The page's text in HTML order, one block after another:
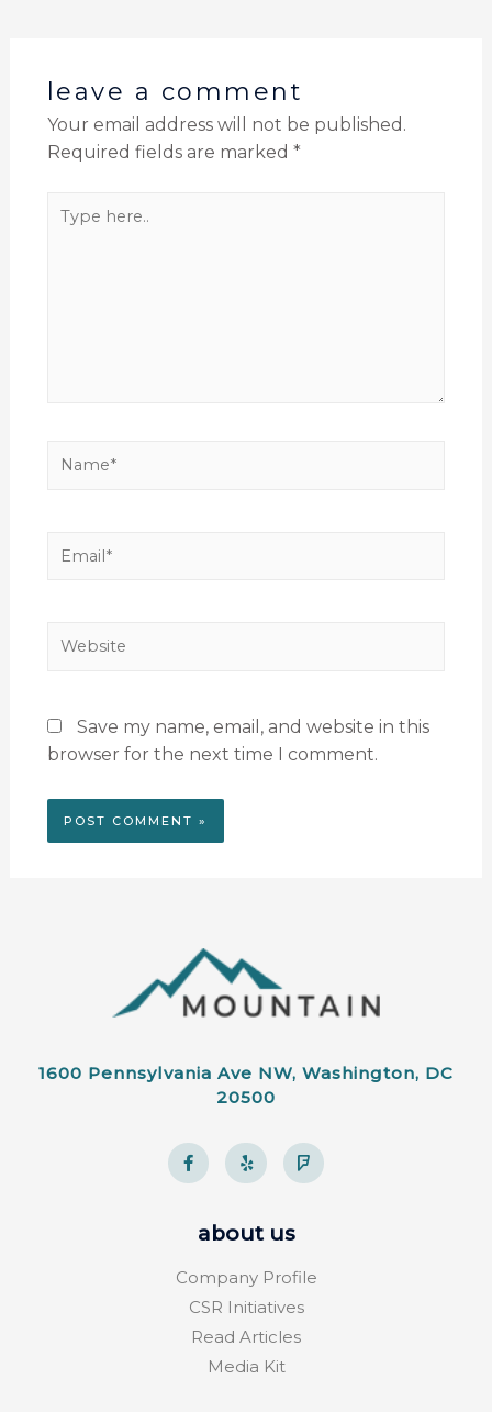
leave a comment
Your email address will not be published.
Required fields are marked *
Save my name, email, and website in this
browser for the next time I comment.
1600 Pennsylvania Ave NW, Washington, DC
20500
about us
Company Profile
CSR Initiatives
Read Articles
Media Kit